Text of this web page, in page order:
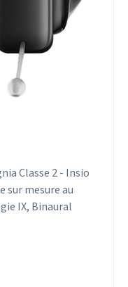
Classe 2 - Insio
sur mesure au
IX, Binaural